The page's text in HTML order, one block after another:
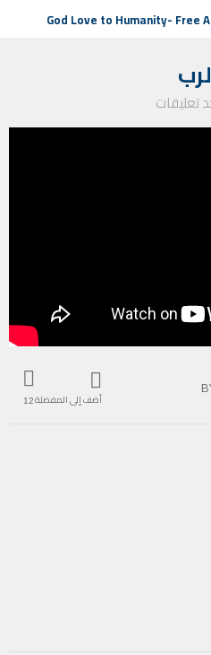
ترنيمة نصيبي هو الرب
تعليقات
أضف إلى المفضلة12